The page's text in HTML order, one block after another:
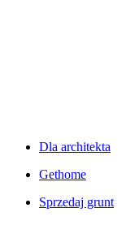
Dla architekta
Gethome
Sprzedaj grunt